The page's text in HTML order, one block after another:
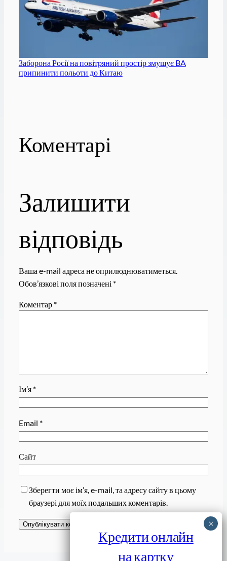
Заборона Росії на повітряний простір змушує BA
припинити польоти до Китаю
Коментарі
Залишити
відповідь
Ваша e-mail адреса не оприлюднюватиметься.
Обов’язкові поля позначені *
Коментар *
Ім’я *
Email *
Сайт
Зберегти моє ім’я, e-mail, та адресу сайту в цьому
браузері для моїх подальших коментарів.
Кредити онлайн
на картку